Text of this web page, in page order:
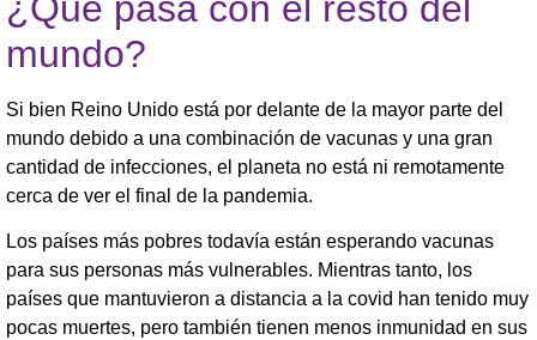
mundo?
Si bien Reino Unido está por delante de la mayor parte del
mundo debido a una combinación de vacunas y una gran
cantidad de infecciones, el planeta no está ni remotamente
cerca de ver el final de la pandemia.
Los países más pobres todavía están esperando vacunas
para sus personas más vulnerables. Mientras tanto, los
países que mantuvieron a distancia a la covid han tenido muy
pocas muertes, pero también tienen menos inmunidad en sus